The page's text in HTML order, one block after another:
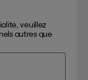
veuillez
autres que